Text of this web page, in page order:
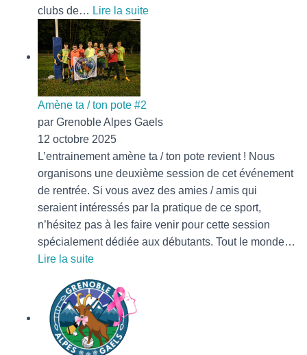
clubs de… Lire la suite:
Amène ta / ton pote #2
par Grenoble Alpes Gaels
12 octobre 2025
L’entrainement amène ta / ton pote revient ! Nous
organisons une deuxième session de cet événement
de rentrée. Si vous avez des amies / amis qui
seraient intéressés par la pratique de ce sport,
n’hésitez pas à les faire venir pour cette session
spécialement dédiée aux débutants. Tout le monde…
Lire la suite:
ta
/
ton
pote